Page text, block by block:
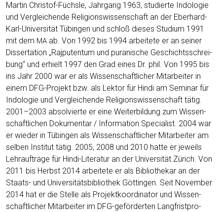
Mar­tin Chris­tof-Füchs­le, Jahr­gang 1963, stu­dier­te Indo­lo­gie
und Ver­glei­chen­de Reli­gi­ons­wis­sen­schaft an der Eber­hard-
Karl-Uni­ver­si­tät Tübin­gen und schloß die­ses Stu­di­um 1991
mit dem MA ab. Von 1992 bis 1994 arbei­te­te er an sei­ner
Dis­ser­ta­ti­on „Raj­pu­ten­tum und pur­a­ni­sche Geschichts­schrei­
bung“ und erhielt 1997 den Grad eines Dr. phil. Von 1995 bis
ins Jahr 2000 war er als Wis­sen­schaft­li­cher Mit­ar­bei­ter in
einem DFG-Pro­jekt bzw. als Lek­tor für Hin­di am Semi­nar für
Indo­lo­gie und Ver­glei­chen­de Reli­gi­ons­wis­sen­schaft tätig.
2001–2003 absol­vier­te er eine Wei­ter­bil­dung zum Wis­sen­
schaft­li­chen Doku­men­tar / Infor­ma­ti­on Spe­cia­list. 2004 war
er wie­der in Tübin­gen als Wis­sen­schaft­li­cher Mit­ar­bei­ter am
sel­ben Insti­tut tätig. 2005, 2008 und 2010 hat­te er jeweils
Lehr­auf­trä­ge für Hin­di-Lite­ra­tur an der Uni­ver­si­tät Zürich. Von
2011 bis Herbst 2014 arbei­te­te er als Biblio­the­kar an der
Staats- und Uni­ver­si­täts­bi­blio­thek Göt­tin­gen. Seit Novem­ber
2014 hat er die Stel­le als Pro­jekt­ko­or­di­na­tor und Wis­sen­
schaft­li­cher Mit­ar­bei­ter im DFG-geför­der­ten Lang­frist­pro­